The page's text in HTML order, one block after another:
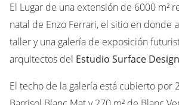
El Lugar de una extensión de 6000 m²
natal de Enzo Ferrari, el sitio en donde
taller y una galería de exposición
arquitectos del Estudio Surface
El techo de la galería está cubierto por